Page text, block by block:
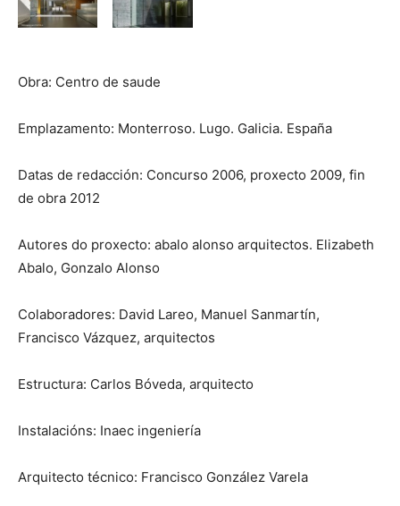
Obra: Centro de saude
Emplazamento: Monterroso. Lugo. Galicia. España
Datas de redacción: Concurso 2006, proxecto 2009, fin
de obra 2012
Autores do proxecto: abalo alonso arquitectos. Elizabeth
Abalo, Gonzalo Alonso
Colaboradores: David Lareo, Manuel Sanmartín,
Francisco Vázquez, arquitectos
Estructura: Carlos Bóveda, arquitecto
Instalacións: Inaec ingeniería
Arquitecto técnico: Francisco González Varela